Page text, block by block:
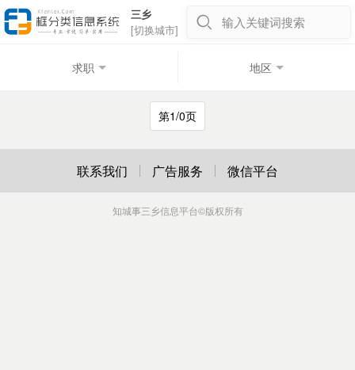
三乡
[切换城市]
输入关键词搜索
求职 地区
第1/0页
联系我们 广告服务 微信平台
知城事三乡信息平台©版权所有